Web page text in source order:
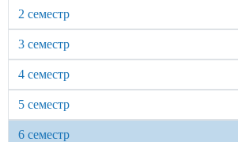
2 семестр
3 семестр
4 семестр
5 семестр
6 семестр